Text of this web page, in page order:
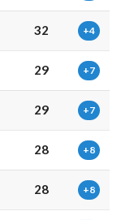
32 +4
29 +7
29 +7
28 +8
28 +8